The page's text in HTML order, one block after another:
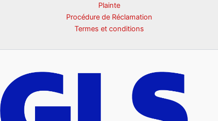
Plainte
Procédure de Réclamation
Termes et conditions